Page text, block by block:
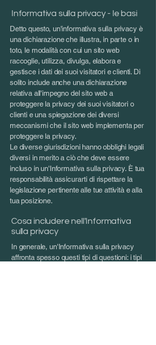
Informativa sulla privacy - le basi
Detto questo, un'informativa sulla privacy è
una dichiarazione che illustra, in parte o in
toto, le modalità con cui un sito web
raccoglie, utilizza, divulga, elabora e
gestisce i dati dei suoi visitatori e clienti. Di
solito include anche una dichiarazione
relativa all'impegno del sito web a
proteggere la privacy dei suoi visitatori o
clienti e una spiegazione dei diversi
meccanismi che il sito web implementa per
proteggere la privacy.
Le diverse giurisdizioni hanno obblighi legali
diversi in merito a ciò che deve essere
incluso in un'Informativa sulla privacy. È tua
responsabilità assicurarti di rispettare la
legislazione pertinente alle tue attività e alla
tua posizione.
Cosa includere nell'Informativa
sulla privacy
In generale, un'Informativa sulla privacy
affronta spesso questi tipi di questioni: i tipi